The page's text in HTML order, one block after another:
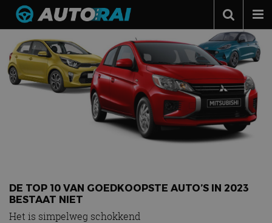
Autonieuws
Podcast
Autotests
DE TOP 10 VAN GOEDKOOPSTE AUTO’S IN 2023
BESTAAT NIET
Het is simpelweg schokkend